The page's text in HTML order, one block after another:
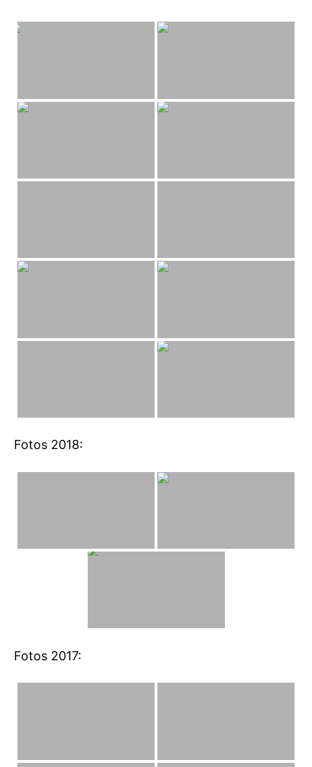
Fotos 2018:
Fotos 2017: